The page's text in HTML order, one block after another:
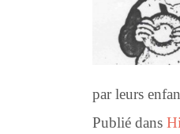
par leurs
Publié dans